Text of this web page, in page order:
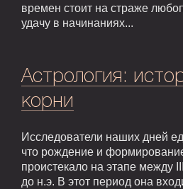
времен стоит на страже
удачу в начинаниях...
Астрология:
корни
Исследователи наших дней
что рождение и
проистекало на этапе между
до н.э. В этот период она